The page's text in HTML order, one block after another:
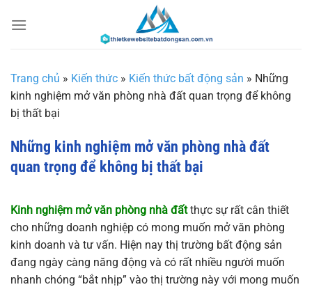
đến
Trang chủ » Kiến thức » Kiến thức bất động sản » Những
kinh nghiệm mở văn phòng nhà đất quan trọng để không
bị thất bại
Những kinh nghiệm mở văn phòng nhà đất
quan trọng để không bị thất bại
Kinh nghiệm mở văn phòng nhà đấtthực sự rất cân thiết
cho những doanh nghiệp có mong muốn mở văn phòng
kinh doanh và tư vấn. Hiện nay thị trường bất động sản
đang ngày càng năng động và có rất nhiều người muốn
nhanh chóng “bắt nhịp” vào thị trường này với mong muốn